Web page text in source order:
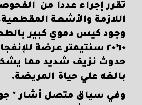
تقرر إجراء عددا من
اللازمة والأشعة
وجود كيس دموي كبير
١٠*٢٠ سنتيمتر عرضة
حدوث نزيف شديد مما
بالغه علي حياة المريضة.
وفي سياق متصل أشار "